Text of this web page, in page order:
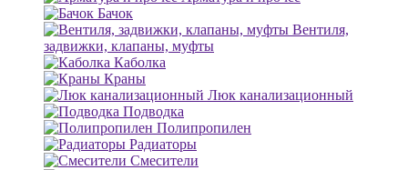
Бачок
Вентиля,
задвижки, клапаны, муфты
Каболка
Краны
Люк канализационный
Подводка
Полипропилен
Радиаторы
Смесители